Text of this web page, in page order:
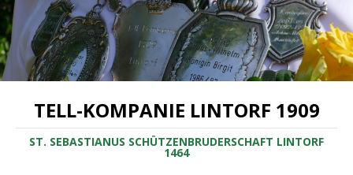
TELL-KOMPANIE LINTORF 1909
ST. SEBASTIANUS SCHÜTZENBRUDERSCHAFT LINTORF
1464